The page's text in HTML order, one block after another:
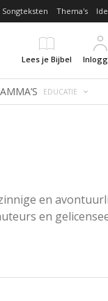
Songteksten Thema's
Lees je Bijbel
EDUCATIE
en
en